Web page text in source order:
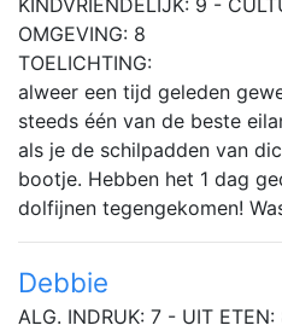
OMGEVING: 8
TOELICHTING:
alweer een tijd geleden
steeds één van de beste
als je de schilpadden van
bootje. Hebben het 1 dag
dolfijnen tegengekomen!
Debbie
ALG. INDRUK: 7 - UIT